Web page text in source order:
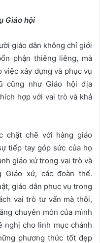
Giáo hội
giáo dân không chỉ giới
phận thiêng liêng, mà
xây dựng và phục vụ
cũng như Giáo hội địa
hợp với vai trò và khả
chặt chẽ với hàng giáo
tiếp tay góp sức của họ
giáo xứ trong vai trò và
Giáo xứ, các đoàn thể.
giáo dân phục vụ trong
vai trò tư vấn mà thôi,
chuyên môn của mình
nghị cho linh mục chánh
phương thức tốt đẹp